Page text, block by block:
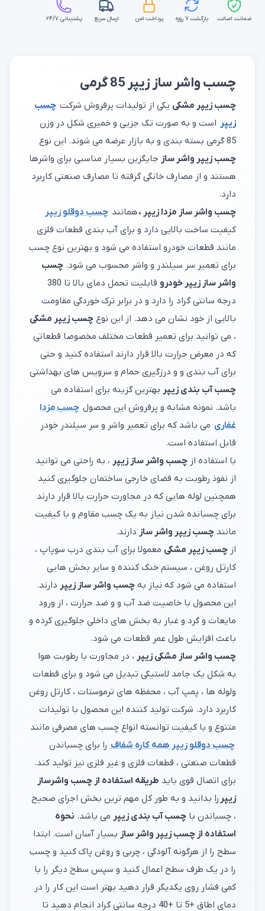
ضمانت اصالت بازگشت ۷ روزه پرداخت امن ارسال سریع پشتیبانی ۲۴/۷
چسب واشر ساز زیپر 85 گرمی
چسب زیپر مشکی یکی از تولیدات پرفروش شرکت چسب
زیپر است و به صورت تک جزیی و خمیری شکل در وزن
85 گرمی بسته بندی و به بازار عرضه می شوند. این نوع
چسب زیپر واشر ساز جایگزین بسیار مناسبی برای واشرها
هستند و از مصارف خانگی گرفته تا مصارف صنعتی کاربرد
دارد.
چسب واشر ساز مزدا زیپر ،همانند چسب دوقلو زیپر
کیفیت ساخت بالایی دارد و برای آب بندی قطعات فلزی
مانند قطعات خودرو استفاده می شود و بهترین نوع چسب
برای تعمیر سر سیلندر و واشر محسوب می شود. چسب
واشر ساز زیپر خودرو
قابلیت تحمل دمای بالا تا 380
درجه سانتی گراد را دارد و در برابر ترک خوردگی مقاومت
بالایی از خود نشان می دهد. از این نوع چسب زیپر مشکی
، می توانید برای تعمیر قطعات مختلف مخصوصا قطعاتی
که در معرض حرارت بالا قرار دارند استفاده کنید و حتی
برای آب بندی و و درزگیری حمام و سرویس های بهداشتی
چسب آب بندی زیپر بهترین گزینه برای استفاده می
باشد. نمونه مشابه و پرفروش این محصول چسب مزدا
غفاری می باشد که برای تعمیر واشر و سر سیلندر خودر
قابل استفاده است.
با استفاده از چسب واشر ساز زیپر ، به راحتی می توانید
از نفوذ رطوبت به فضای خارجی ساختمان جلوگیری کنید
همچنین لوله هایی که در مجاورت حرارت بالا قرار دارند
برای چسبانده شدن نیاز به یک چسب مقاوم و با کیفیت
مانند چسب زیپر واشر ساز دارند.
از چسب زیپر مشکی معمولا برای آب بندی درب سوپاپ ،
کارتل روغن ، سیستم خنک کننده و سایر بخش هایی
استفاده می شود که نیاز به چسب واشر ساز زیپر دارند.
این محصول با خاصیت ضد آب و و ضد حرارت ، از ورود
مایعات و گرد و غبار به بخش های داخلی جلوگیری کرده و
باعث افزایش طول عمر قطعات می شود.
چسب واشر ساز مشکی زیپر ، در مجاورت با رطوبت هوا
به شکل یک جامد لاستیکی تبدیل می شود و برای قطعات
ولوله ها ، پمپ آب ، محفظه های ترموستات ، کارتل روغن
کاربرد دارد. شرکت تولید کننده این محصول با تولیدات
متنوع و با کیفیت توانسته انواع چسب های مصرفی مانند
چسب دوقلو زیپر همه کاره شفاف را برای چسباندن
قطعات صنعتی ، قطعات فلزی و غیر فلزی نیز تولید کند.
برای اتصال قوی باید طریقه استفاده از چسب واشرساز
زیپر را بدانید و به طور کل مهم ترین بخش اجرای صحیح
، چسباندن با چسب آب بندی زیپر می باشد. نحوه
استفاده از چسب زیپر واشر ساز بسیار آسان است. ابتدا
سطح را از هرگونه آلودگی ، چربی و روغن پاک کنید و چسب
را در یک طرف سطح اعمال کنید و سپس سطح دیگر را با
کمی فشار روی یکدیگر قرار دهید بهتر است این کار را در
دمای اطاق +5 تا +40 درجه سانتی گراد انجام دهید تا